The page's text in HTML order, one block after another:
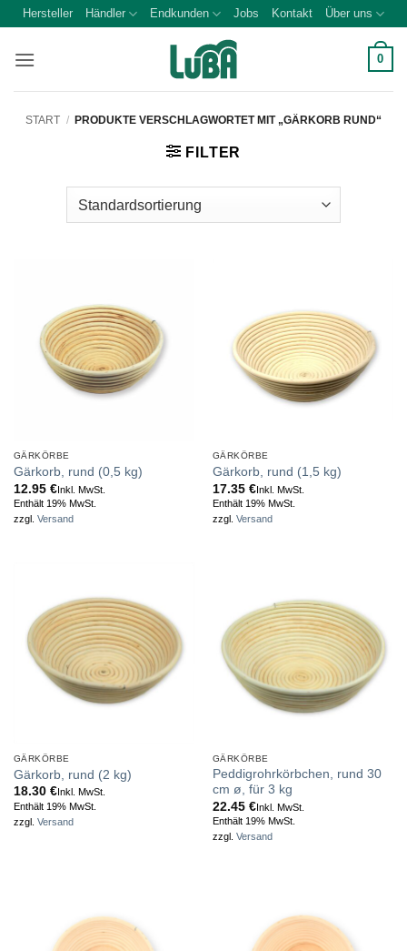
Zum
springen
Hersteller Händler Endkunden Jobs Kontakt Über uns
0
START / PRODUKTE VERSCHLAGWORTET MIT „GÄRKORB RUND“
FILTER
GÄRKÖRBE
Gärkorb, rund (0,5 kg)
12.95 €Inkl. MwSt.
Enthält 19% MwSt.
zzgl. Versand
GÄRKÖRBE
Gärkorb, rund (1,5 kg)
17.35 €Inkl. MwSt.
Enthält 19% MwSt.
zzgl. Versand
GÄRKÖRBE
Gärkorb, rund (2 kg)
18.30 €Inkl. MwSt.
Enthält 19% MwSt.
zzgl. Versand
GÄRKÖRBE
Peddigrohrkörbchen, rund 30
cm ø, für 3 kg
22.45 €Inkl. MwSt.
Enthält 19% MwSt.
zzgl. Versand